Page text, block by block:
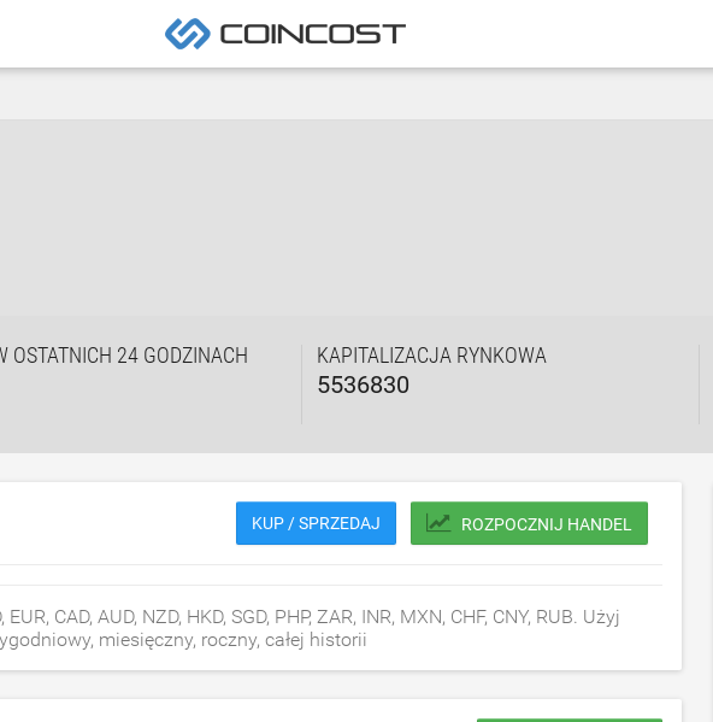
OSTATNICH 24 GODZINACH KAPITALIZACJA RYNKOWA
5536830
KUP / SPRZEDAJ ROZPOCZNIJ HANDEL
CAD, AUD, NZD, HKD, SGD, PHP, ZAR, INR, MXN, CHF, CNY, RUB. Użyj
miesięczny, roczny, całej historii